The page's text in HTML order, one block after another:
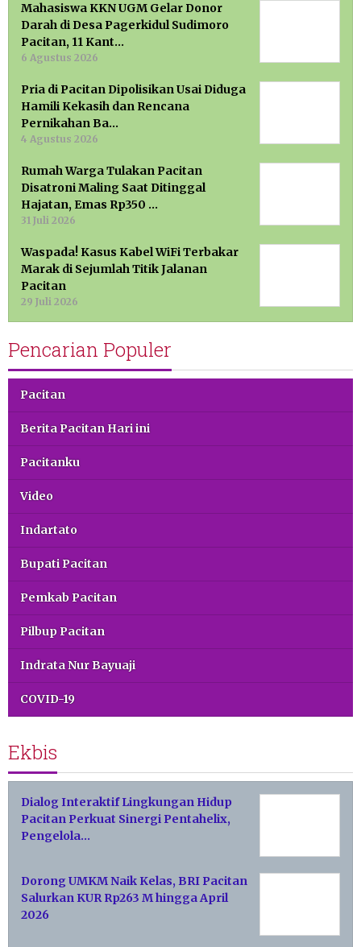
Mahasiswa KKN UGM Gelar Donor
Darah di Desa Pagerkidul Sudimoro
Pacitan, 11 Kant…
6 Agustus 2026
Pria di Pacitan Dipolisikan Usai Diduga
Hamili Kekasih dan Rencana
Pernikahan Ba…
4 Agustus 2026
Rumah Warga Tulakan Pacitan
Disatroni Maling Saat Ditinggal
Hajatan, Emas Rp350 …
31 Juli 2026
Waspada! Kasus Kabel WiFi Terbakar
Marak di Sejumlah Titik Jalanan
Pacitan
29 Juli 2026
Pencarian Populer
Pacitan
Berita Pacitan Hari ini
Pacitanku
Video
Indartato
Bupati Pacitan
Pemkab Pacitan
Pilbup Pacitan
Indrata Nur Bayuaji
COVID-19
Ekbis
Dialog Interaktif Lingkungan Hidup
Pacitan Perkuat Sinergi Pentahelix,
Pengelola…
Dorong UMKM Naik Kelas, BRI Pacitan
Salurkan KUR Rp263 M hingga April
2026